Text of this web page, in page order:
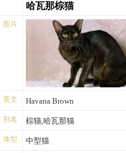
哈瓦那棕猫
图片
英文 Havana Brown
别名 棕猫,哈瓦那猫
体型 中型猫